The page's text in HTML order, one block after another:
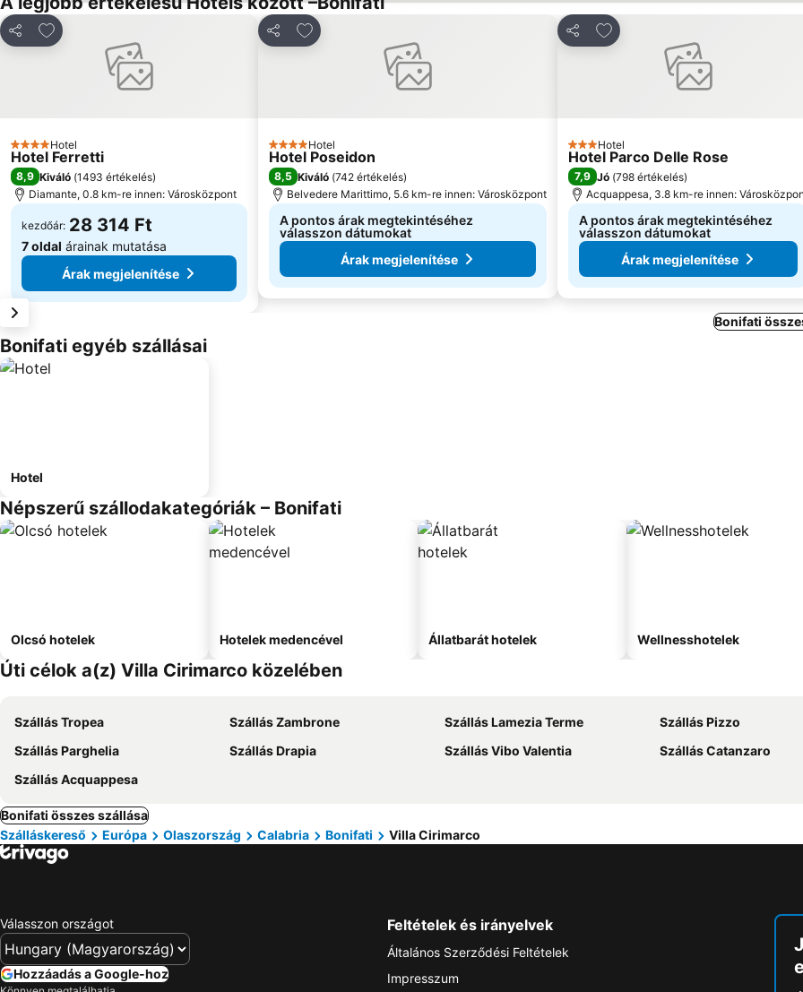
Megosztás
Hozzáadás a kedvencekhez
4 Kategória
Hotel
Hotel Ferretti
8,9 Kiváló (1493 értékelés)
Diamante, 0.8 km-re innen: Városközpont
kezdőár: 28 314 Ft
7 oldal árainak mutatása
Árak megjelenítése
Megosztás
Hozzáadás a kedvencekhez
4 Kategória
Hotel
Hotel Poseidon
8,5 Kiváló (742 értékelés)
Belvedere Marittimo, 5.6 km-re innen: Városközpont
A pontos árak megtekintéséhez
válasszon dátumokat
Árak megjelenítése
Megosztás
Hozzáadás a kedvencekhez
3 Kategória
Hotel
Hotel Parco Delle Rose
7,9 Jó (798 értékelés)
Acquappesa, 3.8 km-re innen:
A pontos árak megtekintéséhez
válasszon dátumokat
Árak megjelenítése
Bonifati
Bonifati egyéb szállásai
Hotel
Népszerű szállodakategóriák – Bonifati
Olcsó hotelek Hotelek medencével Állatbarát hotelek Wellnesshotelek
Úti célok a(z) Villa Cirimarco közelében
Szállás Tropea Szállás Zambrone Szállás Lamezia Terme
Szállás Pizzo
Szállás Parghelia
Szállás Drapia Szállás Vibo Valentia
Szállás Catanzaro
Szállás Acquappesa
Bonifati összes szállása
Szálláskereső
Európa Olaszország Calabria Bonifati Villa Cirimarco
Válasszon országot
Hozzáadás a Google-hoz
Feltételek és irányelvek
Általános Szerződési Feltételek
Impresszum